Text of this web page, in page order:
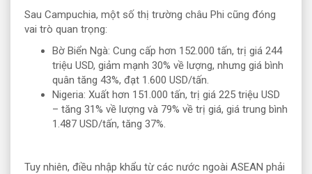
Sau Campuchia, một số thị trường châu Phi cũng đóng
vai trò quan trọng:
Bờ Biển Ngà: Cung cấp hơn 152.000 tấn, trị giá 244
triệu USD, giảm mạnh 30% về lượng, nhưng giá bình
quân tăng 43%, đạt 1.600 USD/tấn.
Nigeria: Xuất hơn 151.000 tấn, trị giá 225 triệu USD
– tăng 31% về lượng và 79% về trị giá, giá trung bình
1.487 USD/tấn, tăng 37%.
Tuy nhiên, điều nhập khẩu từ các nước ngoài ASEAN phải